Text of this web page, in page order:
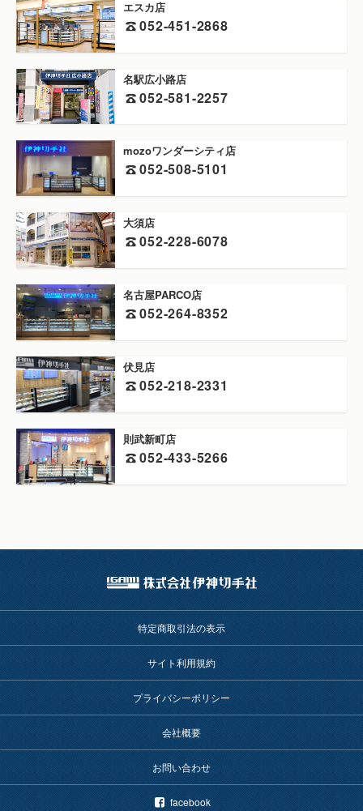
エスカ店
052-451-2868
名駅広小路店
052-581-2257
mozoワンダーシティ店
052-508-5101
大須店
052-228-6078
名古屋PARCO店
052-264-8352
伏見店
052-218-2331
則武新町店
052-433-5266
特定商取引法の表示
サイト利用規約
プライバシーポリシー
会社概要
お問い合わせ
facebook